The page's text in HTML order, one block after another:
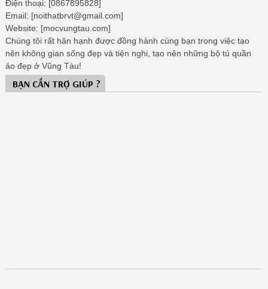
Điện thoại: [0867895828]
Email: [noithatbrvt@gmail.com]
Website: [mocvungtau.com]
Chúng tôi rất hân hạnh được đồng hành cùng bạn trong việc tạo
nên không gian sống đẹp và tiện nghi, tạo nên những bộ tủ quần
áo đẹp ở Vũng Tàu!
BẠN CẦN TRỢ GIÚP ?